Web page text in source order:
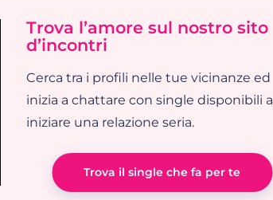
Trova l’amore sul nostro sito
d’incontri
Cerca tra i profili nelle tue vicinanze ed
inizia a chattare con single disponibili a
iniziare una relazione seria.
Trova il single che fa per te